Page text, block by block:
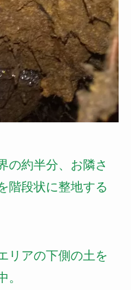
の約半分、お隣さ
階段状に整地する
リアの下側の土を
。